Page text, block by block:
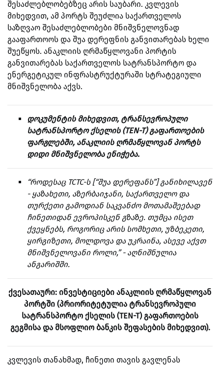
შესაძლებლობებზეც არის საუბარი. კვლევის
მიხედვით, ამ პორტს შეუძლია საქართველოს
საზღვაო შესაძლებლობები მნიშვნელოვნად
გააფართოოს და შუა დერეფნის განვითარებას ხელი
შუეწყოს. ანაკლიის ღრმაწყლოვანი პორტის
განვითარებას საქართველოს სატრანსპორტო და
ენერგეტიკულ ინფრასტრუქტურაში სტრატეგიული
მნიშვნელობა აქვს.
დოკუმენტის მიხედვით, ტრანსევროპული
სატრანსპორტო ქსელის (TEN-T) გაფართოების
ფარგლებში, ანაკლიის ღრმაწყლოვან პორტს
დიდი მნიშვნელობა ენიჭება.
“როდესაც TCTC-ს [“შუა დერეფანს”] განიხილავენ
- ყაზახეთი, აზერბაიჯანი, საქართველო და
თურქეთი გამოდიან საკვანძო მოთამაშეებად
ჩინეთიდან ევროპისკენ გზაზე. თუმცა ისეთ
ქვეყნებს, როგორიც არის სომხეთი, უზბეკეთი,
ყირგიზეთი, მოლდოვა და უკრაინა, ასევე აქვთ
მნიშვნელოვანი როლი,” - აღნიშნულია
ანგარიშში.
ქვესათაური: ინვესტიციები ანაკლიის ღრმაწყლოვან
პორტში (პრიორიტეტულია ტრანსევროპული
სატრანსპორტო ქსელის (TEN-T) გაფართოების
გეგმისა და მსოფლიო ბანკის შეფასების მიხედვით).
კვლევის თანახმად, ჩინეთი თავის გავლენას